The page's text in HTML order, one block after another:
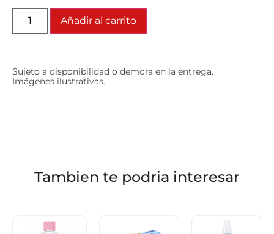
Añadir al carrito
Sujeto a disponibilidad o demora en la entrega.
Imágenes ilustrativas.
Tambien te podria interesar